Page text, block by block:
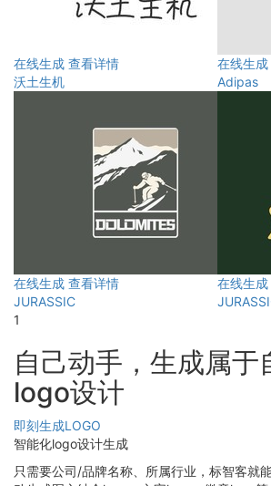
在线生成 查看详情
沃土生机
在线生成
Adipas
在线生成 查看详情
JURASSIC
在线生成
1
自己动手，生成属于
logo设计
即刻生成LOGO
智能化logo设计生成
只需要公司/品牌名称、所属行业，标智客就